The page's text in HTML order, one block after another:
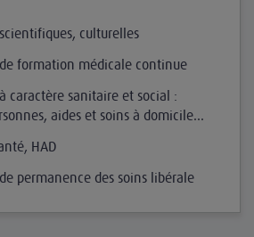
culturelles
formation médicale continue
caractère sanitaire et social :
aides et soins à domicile...
HAD
permanence des soins libérale